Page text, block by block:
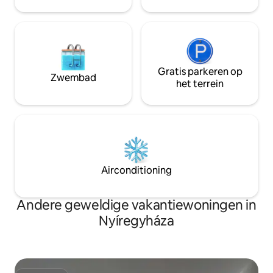
op 4 minuten rijden.
Zwembad
Gratis parkeren op
het terrein
Airconditioning
Andere geweldige vakantiewoningen in
Nyíregyháza